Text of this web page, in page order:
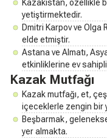
Kazakistan, özellikle
yetiştirmektedir.
Dmitri Karpov ve Olga
elde etmiştir.
Astana ve Almatı,
etkinliklerine ev
Kazak Mutfağı
Kazak mutfağı, et,
içeceklerle zengin bir
Beşbarmak,
yer almakta.